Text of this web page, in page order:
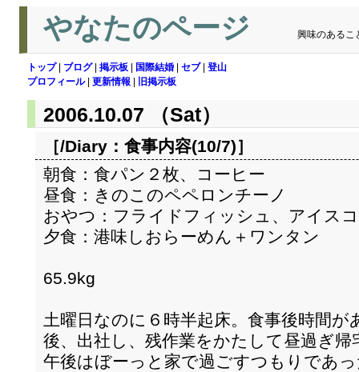
やなたのページ 興味のあるこ
トップ| ブログ| 掲示板 国際結婚 セブ| 登山
プロフィール| 更新情報 旧掲示板
2006.10.07 （Sat）
［/Diary： 食事内容(10/7)］
朝食：食パン２枚、コーヒー
昼食：きのこのペペロンチーノ
おやつ：フライドフィッシュ、アイス
夕食：港味しおらーめん＋ワンタン
65.9kg
土曜日なのに６時半起床。食事後時間
後、出社し、残作業をかたして昼過ぎ帰
午後はぼーっと家で過ごすつもりであ